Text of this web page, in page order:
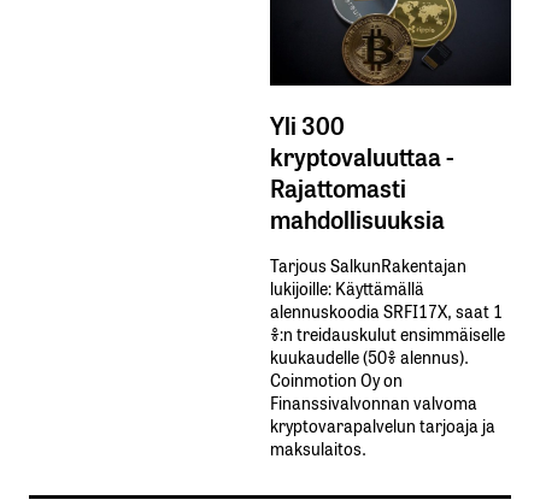
Yli 300
kryptovaluuttaa -
Rajattomasti
mahdollisuuksia
Tarjous SalkunRakentajan
lukijoille: Käyttämällä​ ​
alennuskoodia​ ​SRFI17X,​ ​saat​ ​1
%:n treidauskulut​ ​ensimmäiselle​ ​
kuukaudelle​ ​(50%​ ​alennus).
Coinmotion Oy on
Finanssivalvonnan valvoma
kryptovarapalvelun tarjoaja ja
maksulaitos.